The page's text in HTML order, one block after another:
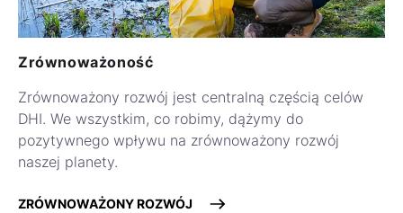
Zrównoważoność
Zrównoważony rozwój jest centralną częścią celów
DHI. We wszystkim, co robimy, dążymy do
pozytywnego wpływu na zrównoważony rozwój
naszej planety.
ZRÓWNOWAŻONY ROZWÓJ